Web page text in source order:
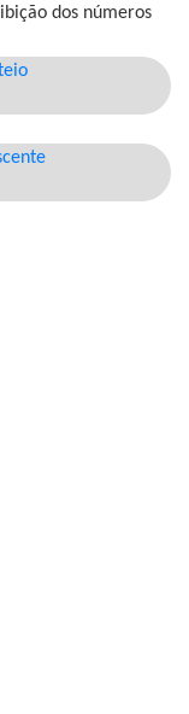
dos números